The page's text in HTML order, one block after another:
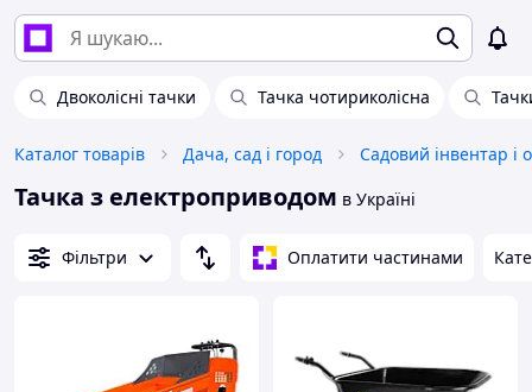
Двоколісні тачки Тачка чотириколісна
Каталог товарів Дача, сад і город Садовий інвентар і
Тачка з електроприводом в Україні
Фільтри Оплатити частинами